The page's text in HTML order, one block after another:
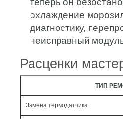
теперь он
охлаждение
диагностику,
неисправный
Расценки
ТИП
Замена термодатчика